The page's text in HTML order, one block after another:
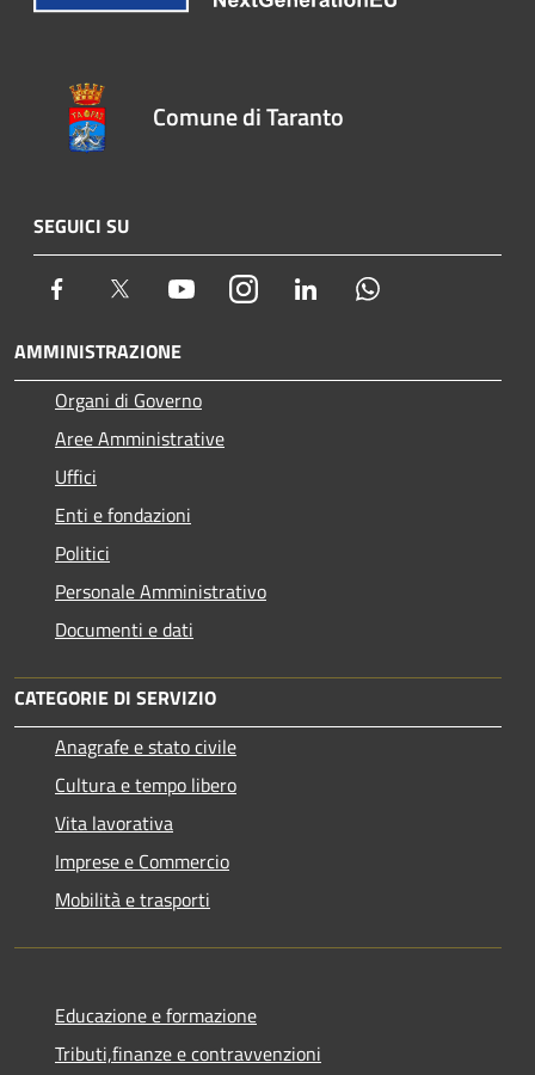
Comune di Taranto
SEGUICI SU
Facebook Twitter YoutubeInstagram LinkedIn
AMMINISTRAZIONE
Organi di Governo
Aree Amministrative
Uffici
Enti e fondazioni
Politici
Personale Amministrativo
Documenti e dati
CATEGORIE DI SERVIZIO
Anagrafe e stato civile
Cultura e tempo libero
Vita lavorativa
Imprese e Commercio
Mobilità e trasporti
Educazione e formazione
Tributi,finanze e contravvenzioni